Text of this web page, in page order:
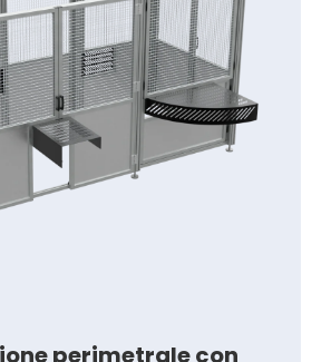
perimetrale con